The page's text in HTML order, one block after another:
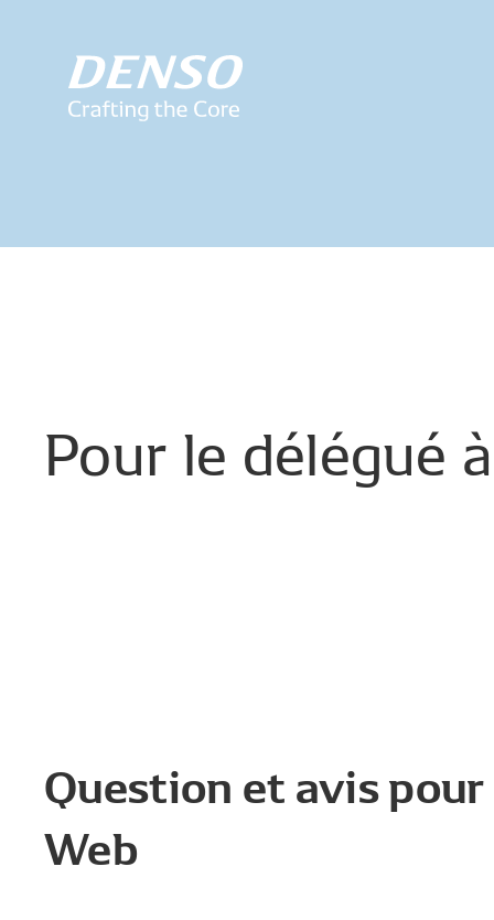
Pour le délégué à
Question et avis
Web